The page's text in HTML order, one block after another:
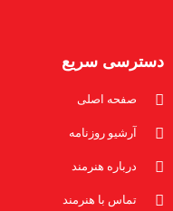
دسترسی سریع
صفحه اصلی
آرشیو روزنامه
درباره هنرمند
تماس با هنرمند